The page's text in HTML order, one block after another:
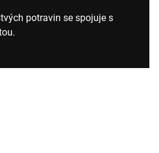
potravin se spojuje s